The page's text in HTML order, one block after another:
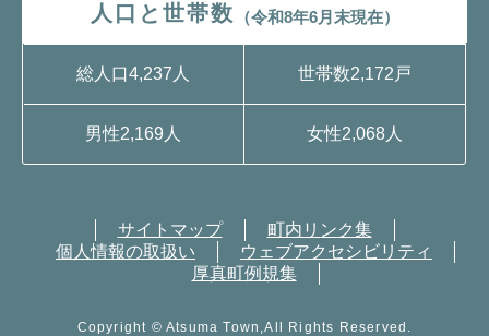
人口と世帯数 （令和8年6月末現在）
総人口4,237人 世帯数2,172戸
男性2,169人 女性2,068人
サイトマップ
町内リンク集
個人情報の取扱い
ウェブアクセシビリティ
厚真町例規集
Copyright © Atsuma Town,All Rights Reserved.